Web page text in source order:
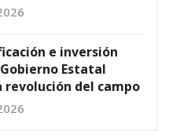
e inversión
Estatal
revolución del campo